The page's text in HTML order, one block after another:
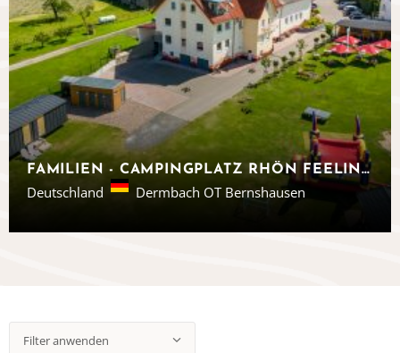
FAMILIEN - CAMPINGPLATZ RHÖN FEELING, DERMBACH
Deutschland Dermbach OT Bernshausen
Filter anwenden